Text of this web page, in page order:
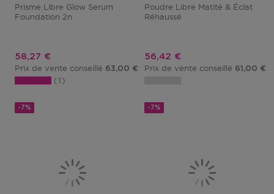
Prisme Libre Glow Serum
Foundation 2n
Prix promotionnel
58,27 €
Prix de vente conseillé 63,00 €
1
Poudre Libre Matité & Éclat
Réhaussé
Prix promotionnel
56,42 €
Prix de vente conseillé 61,00 €
-7% -7%